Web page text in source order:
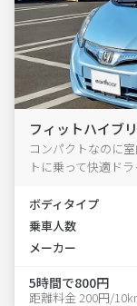
フィットハイブ
コンパクトなのに
トに乗って快適ドラ
ボディタイプ
乗車人数
メーカー
5時間で800円
距離料金 200円/